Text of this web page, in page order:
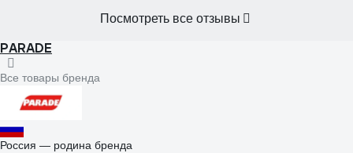
Посмотреть все отзывы
PARADE
Все товары бренда
Россия — родина бренда